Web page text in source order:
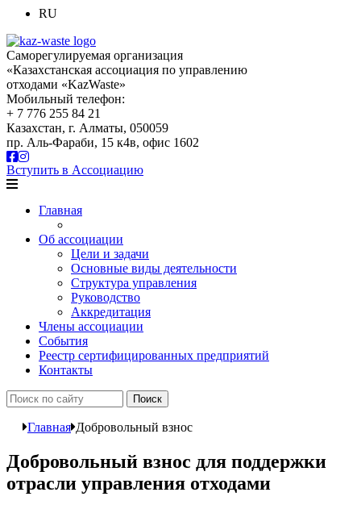
RU
Саморегулируемая организация
«Казахстанская ассоциация по управлению
отходами «KazWaste»
Мобильный телефон:
+ 7 776 255 84 21
Казахстан, г. Алматы, 050059
пр. Аль-Фараби, 15 к4в, офис 1602
Вступить в Ассоциацию
Главная
Об ассоциации
Цели и задачи
Основные виды деятельности
Структура управления
Руководство
Аккредитация
Члены ассоциации
События
Реестр сертифицированных предприятий
Контакты
Главная Добровольный взнос
Добровольный взнос для поддержки
отрасли управления отходами